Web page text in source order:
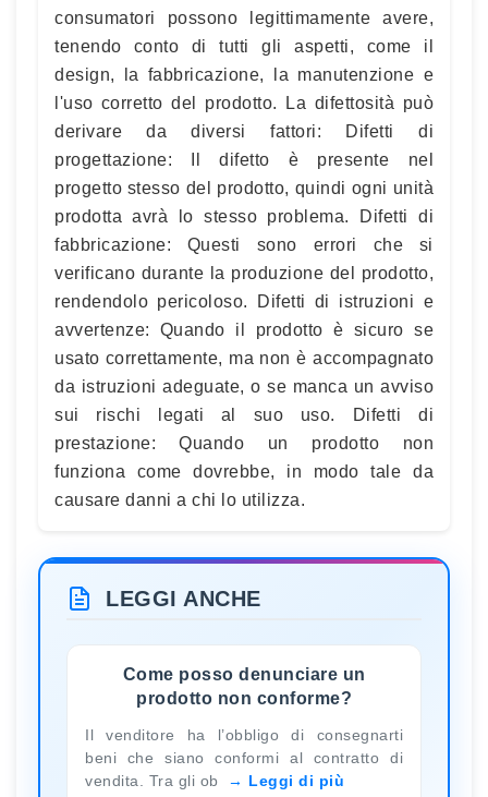
consumatori possono legittimamente avere,
tenendo conto di tutti gli aspetti, come il
design, la fabbricazione, la manutenzione e
l'uso corretto del prodotto. La difettosità può
derivare da diversi fattori: Difetti di
progettazione: Il difetto è presente nel
progetto stesso del prodotto, quindi ogni unità
prodotta avrà lo stesso problema. Difetti di
fabbricazione: Questi sono errori che si
verificano durante la produzione del prodotto,
rendendolo pericoloso. Difetti di istruzioni e
avvertenze: Quando il prodotto è sicuro se
usato correttamente, ma non è accompagnato
da istruzioni adeguate, o se manca un avviso
sui rischi legati al suo uso. Difetti di
prestazione: Quando un prodotto non
funziona come dovrebbe, in modo tale da
causare danni a chi lo utilizza.
LEGGI ANCHE
Come posso denunciare un
prodotto non conforme?
Il venditore ha l’obbligo di consegnarti
beni che siano conformi al contratto di
vendita. Tra gli ob
Leggi di più